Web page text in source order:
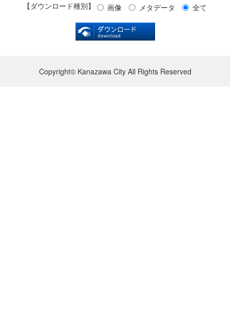
【ダウンロード種別】 画像 メタデータ 全て
Copyright© Kanazawa City All Rights Reserved